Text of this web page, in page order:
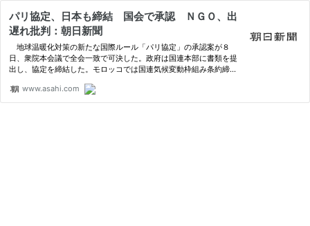
パリ協定、日本も締結 国会で承認 ＮＧＯ、出
遅れ批判：朝日新聞
地球温暖化対策の新たな国際ルール「パリ協定」の承認案が８
日、衆院本会議で全会一致で可決した。政府は国連本部に書類を提
出し、協定を締結した。モロッコでは国連気候変動枠組み条約締約
www.asahi.com